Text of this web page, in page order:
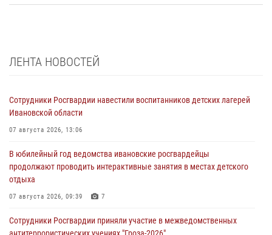
ЛЕНТА НОВОСТЕЙ
Сотрудники Росгвардии навестили воспитанников детских лагерей
Ивановской области
07 августа 2026, 13:06
В юбилейный год ведомства ивановские росгвардейцы
продолжают проводить интерактивные занятия в местах детского
отдыха
07 августа 2026, 09:39 7
Сотрудники Росгвардии приняли участие в межведомственных
антитеррористических учениях "Гроза-2026"